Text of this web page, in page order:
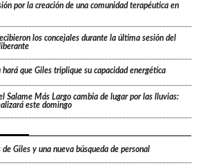
por la creación de una comunidad terapéutica en
los concejales durante la última sesión del
hará que Giles triplique su capacidad energética
Salame Más Largo cambia de lugar por las lluvias:
este domingo
de Giles y una nueva búsqueda de personal